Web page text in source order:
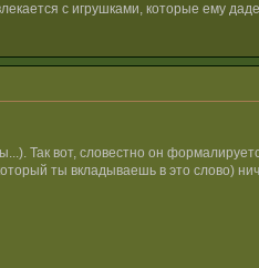
с игрушками, которые ему
Так вот, словестно он
ты вкладываешь в это слово)